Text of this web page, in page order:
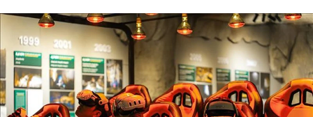
В МИРЕ
ВСТРЕЧИ - ДИАЛОГИ
ДОСЬЕ И МАТЕРИАЛЫ